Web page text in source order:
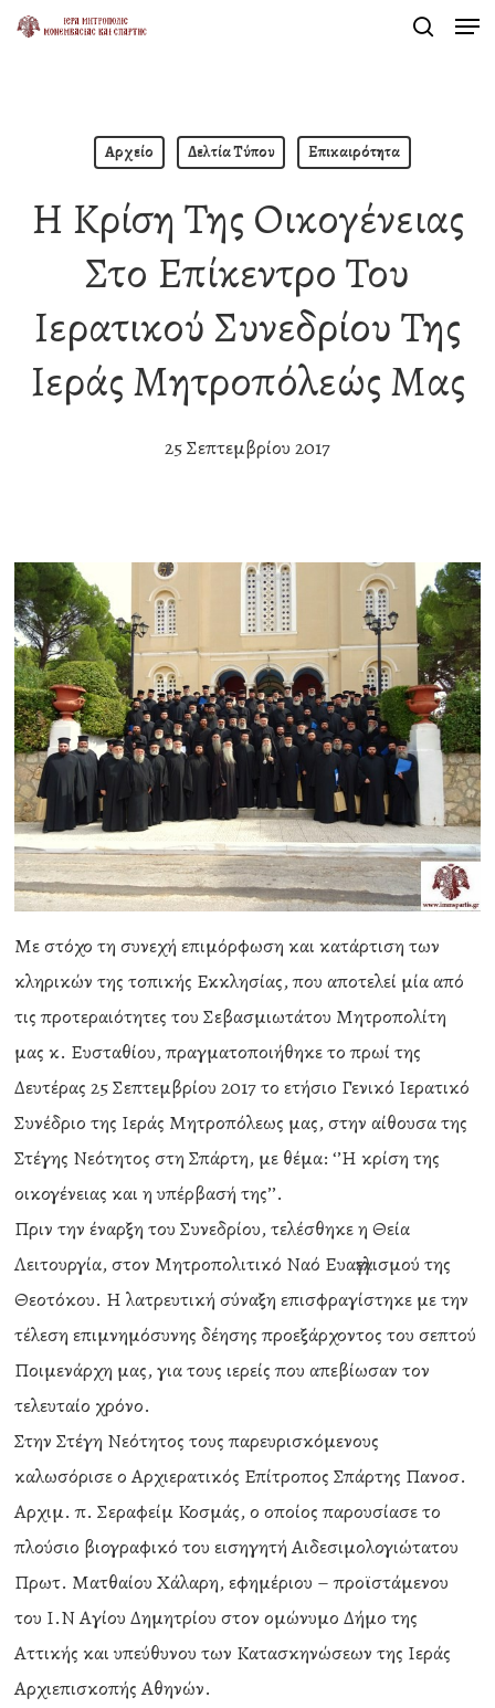
Skip
Αρχείο Δελτία Τύπου Επικαιρότητα
Η Κρίση Της Οικογένειας
Στο Επίκεντρο Του
Ιερατικού Συνεδρίου Της
Ιεράς Μητροπόλεώς Μας
25 Σεπτεμβρίου 2017
Με στόχο τη συνεχή επιμόρφωση και κατάρτιση των
κληρικών της τοπικής Εκκλησίας, που αποτελεί μία από
τις προτεραιότητες του Σεβασμιωτάτου Μητροπολίτη
μας κ. Ευσταθίου, πραγματοποιήθηκε το πρωί της
Δευτέρας 25 Σεπτεμβρίου 2017 το ετήσιο Γενικό Ιερατικό
Συνέδριο της Ιεράς Μητροπόλεως μας, στην αίθουσα της
Στέγης Νεότητος στη Σπάρτη, με θέμα: ‘’Η κρίση της
οικογένειας και η υπέρβασή της’’.
Πριν την έναρξη του Συνεδρίου, τελέσθηκε η Θεία
Λειτουργία, στον Μητροπολιτικό Ναό Ευαγγελισμού της
Θεοτόκου. Η λατρευτική σύναξη επισφραγίστηκε με την
τέλεση επιμνημόσυνης δέησης προεξάρχοντος του σεπτού
Ποιμενάρχη μας, για τους ιερείς που απεβίωσαν τον
τελευταίο χρόνο.
Στην Στέγη Νεότητος τους παρευρισκόμενους
καλωσόρισε ο Αρχιερατικός Επίτροπος Σπάρτης Πανοσ.
Αρχιμ. π. Σεραφείμ Κοσμάς, ο οποίος παρουσίασε το
πλούσιο βιογραφικό του εισηγητή Αιδεσιμολογιώτατου
Πρωτ. Ματθαίου Χάλαρη, εφημέριου – προϊστάμενου
του Ι.Ν Αγίου Δημητρίου στον ομώνυμο Δήμο της
Αττικής και υπεύθυνου των Κατασκηνώσεων της Ιεράς
Αρχιεπισκοπής Αθηνών.